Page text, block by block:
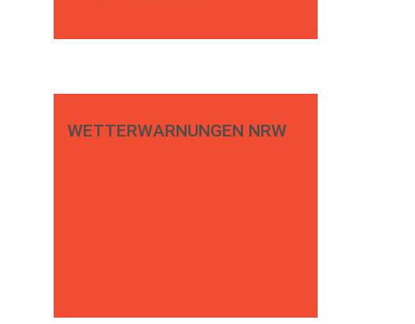
WETTERWARNUNGEN NRW